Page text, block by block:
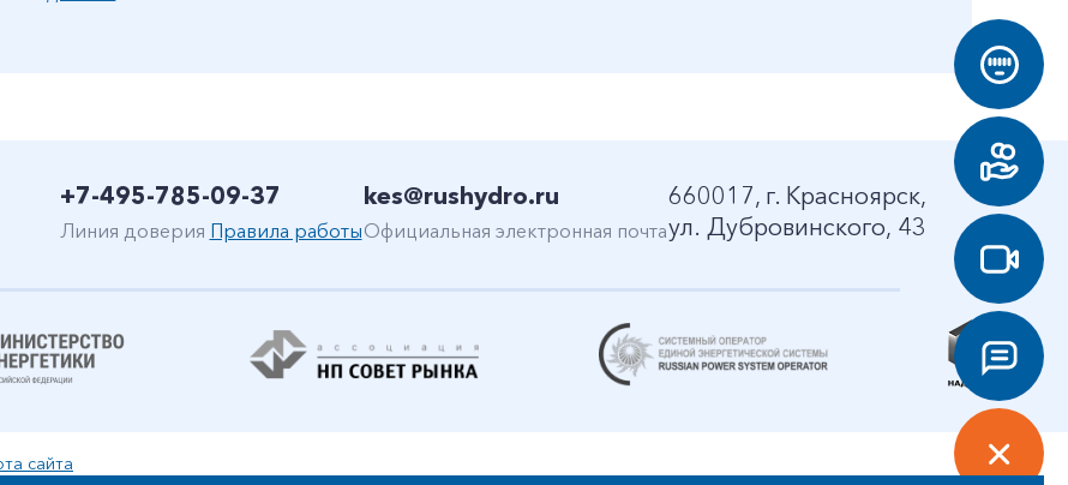
+7-495-785-09-37
Линия доверия Правила работы
kes@rushydro.ru
Официальная электронная почта
660017, г. Красноярск,
ул. Дубровинского, 43
сайта